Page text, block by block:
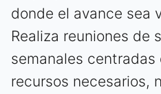
donde el avance sea
Realiza reuniones de
semanales
recursos necesarios,